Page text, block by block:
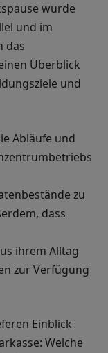
wurde
und im
das
Überblick
und
Abläufe und
zu
dass
ihrem Alltag
zur Verfügung
Einblick
Welche